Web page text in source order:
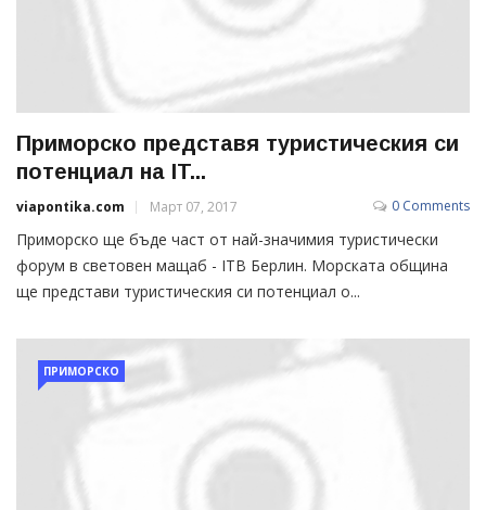
Приморско представя туристическия си
потенциал на IT...
viapontika.com Март 07, 2017 0 Comments
Приморско ще бъде част от най-значимия туристически
форум в световен мащаб - ITB Берлин. Морската община
ще представи туристическия си потенциал о...
ПРИМОРСКО